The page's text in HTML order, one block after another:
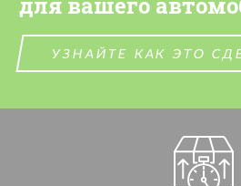
УЗНАЙТЕ КАК ЭТО
СВЯЖИТЕСЬ
Мы говорим на
СВЯЖИТЕСЬ
Мы говорим на